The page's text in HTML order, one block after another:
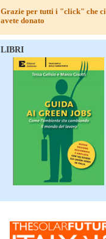
Grazie per tutti i "click" che ci
avete donato
LIBRI